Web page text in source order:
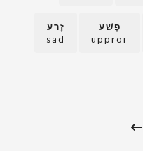
פֶשַׁע
uppror
זֶרַע
säd